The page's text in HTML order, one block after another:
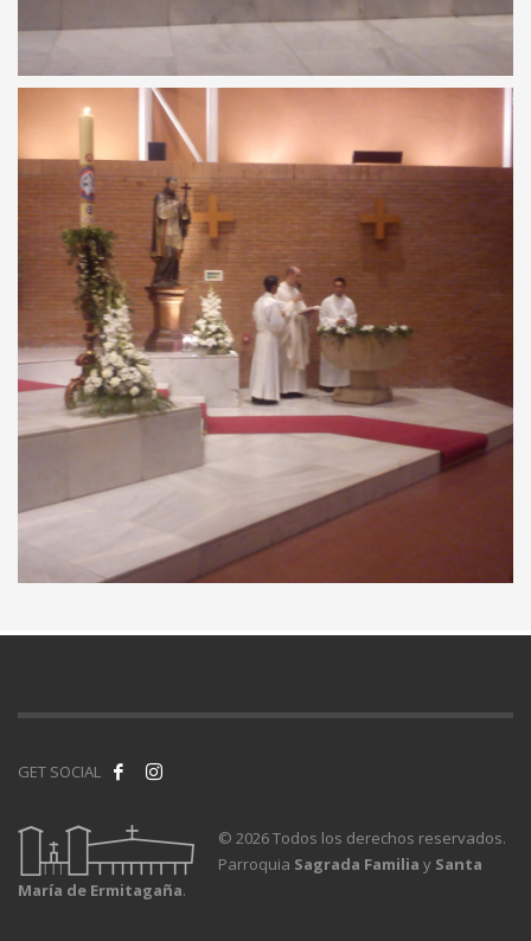
GET SOCIAL
© 2026 Todos los derechos reservados.
Parroquia Sagrada Familia y Santa
María de Ermitagaña.